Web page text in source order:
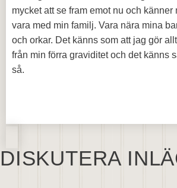
mycket att se fram emot nu och känner
vara med min familj. Vara nära mina
och orkar. Det känns som att jag gör
från min förra graviditet och det känns
så.
DISKUTERA